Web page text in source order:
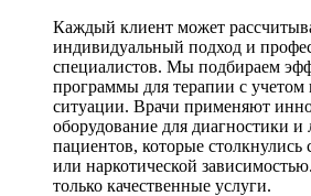
Каждый клиент может
индивидуальный подход и
специалистов. Мы подбираем
программы для терапии с учетом
ситуации. Врачи применяют
оборудование для диагностики и
пациентов, которые столкнулись
или наркотической
только качественные услуги.